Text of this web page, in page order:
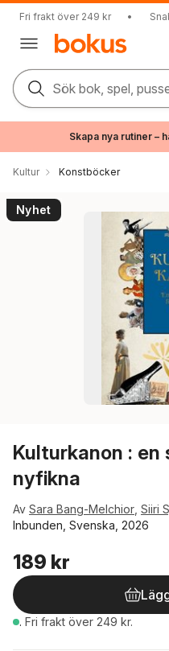
Fri frakt över 249 kr •
Sök bok, spel,
Skapa nya rutiner –
Kultur Konstböcker
Nyhet
Kulturkanon :
nyfikna
Av Sara Bang-Melchior Siiri
Inbunden, Svenska, 2026
189 kr
. Fri frakt över 249 kr.